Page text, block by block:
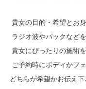
貴女の目的・希望とお
ラジオ波やパックなど
貴女にぴったりの施術
ご予約時にボディかフェ
どちらが希望かお伝え